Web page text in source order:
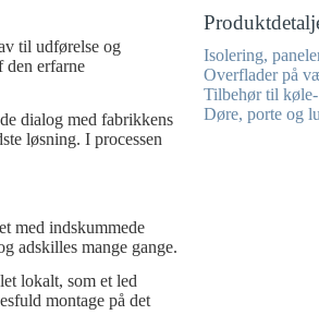
til udførelse og
den erfarne
dialog med fabrikkens
løsning. I processen
med indskummede
adskilles mange gange.
lokalt, som et led
montage på det
Isolering,
Overflader på
Tilbehør til
Døre, porte og